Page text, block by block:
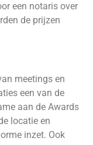
een notaris over
de prijzen
meetings en
een van de
aan de Awards
locatie en
inzet. Ook